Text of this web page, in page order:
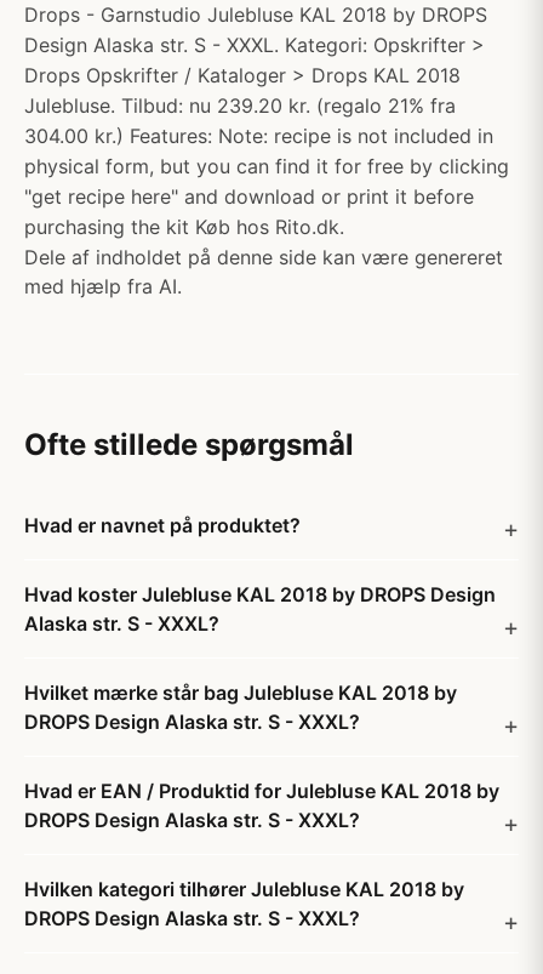
Drops - Garnstudio Julebluse KAL 2018 by DROPS
Design Alaska str. S - XXXL. Kategori: Opskrifter >
Drops Opskrifter / Kataloger > Drops KAL 2018
Julebluse. Tilbud: nu 239.20 kr. (regalo 21% fra
304.00 kr.) Features: Note: recipe is not included in
physical form, but you can find it for free by clicking
"get recipe here" and download or print it before
purchasing the kit Køb hos Rito.dk.
Dele af indholdet på denne side kan være genereret
med hjælp fra AI.
Ofte stillede spørgsmål
Hvad er navnet på produktet?
Hvad koster Julebluse KAL 2018 by DROPS Design
Alaska str. S - XXXL?
Hvilket mærke står bag Julebluse KAL 2018 by
DROPS Design Alaska str. S - XXXL?
Hvad er EAN / Produktid for Julebluse KAL 2018 by
DROPS Design Alaska str. S - XXXL?
Hvilken kategori tilhører Julebluse KAL 2018 by
DROPS Design Alaska str. S - XXXL?